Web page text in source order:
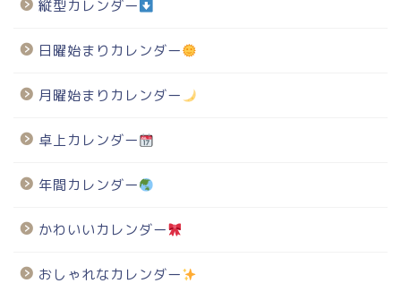
縦型カレンダー
日曜始まりカレンダー
月曜始まりカレンダー
卓上カレンダー
年間カレンダー
かわいいカレンダー
おしゃれなカレンダー